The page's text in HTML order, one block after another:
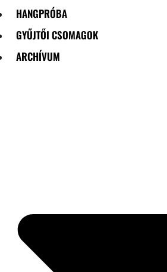
HANGPRÓBA
GYŰJTŐI CSOMAGOK
ARCHÍVUM